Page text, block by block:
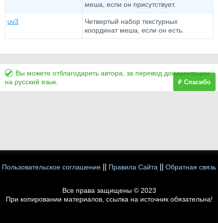
меша, если он присутствует.
uv3
Четвертый набор текстурных
координат меша, если он есть.
Вы можете отблагодарить автора, за перевод документации
на русский язык.
₽ Спасибо
Пользовательское соглашение Правила Сайта Обратная связь
Все права защищены © 2023
При копировании материалов, ссылка на источник обязательна!